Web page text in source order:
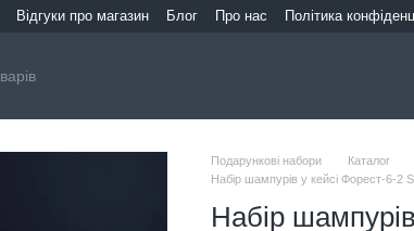
Відгуки про магазин Блог Про нас Політика
Подарункові набори Каталог
Набір шампурів у кейсі Форест-6-2
Набір